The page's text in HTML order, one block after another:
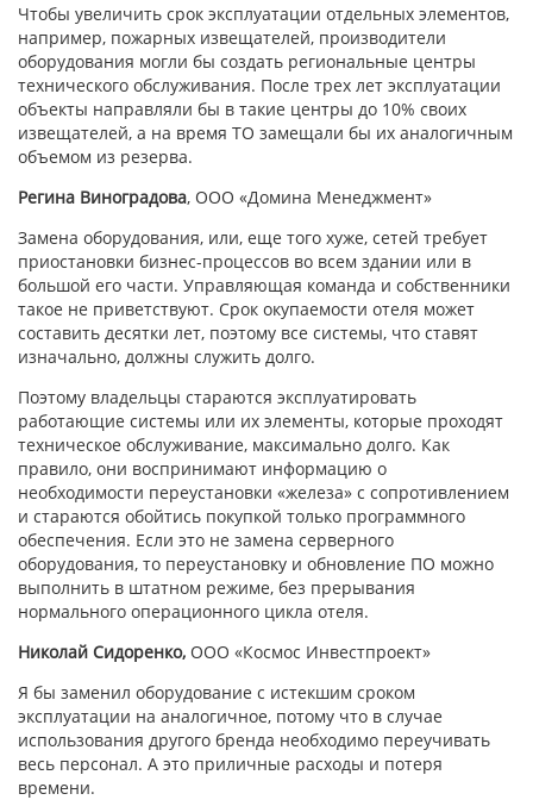
Чтобы увеличить срок эксплуатации отдельных элементов,
например, пожарных извещателей, производители
оборудования могли бы создать региональные центры
технического обслуживания. После трех лет эксплуатации
объекты направляли бы в такие центры до 10% своих
извещателей, а на время ТО замещали бы их аналогичным
объемом из резерва.
Регина Виноградова, ООО «Домина Менеджмент»
Замена оборудования, или, еще того хуже, сетей требует
приостановки бизнес-процессов во всем здании или в
большой его части. Управляющая команда и собственники
такое не приветствуют. Срок окупаемости отеля может
составить десятки лет, поэтому все системы, что ставят
изначально, должны служить долго.
Поэтому владельцы стараются эксплуатировать
работающие системы или их элементы, которые проходят
техническое обслуживание, максимально долго. Как
правило, они воспринимают информацию о
необходимости переустановки «железа» с сопротивлением
и стараются обойтись покупкой только программного
обеспечения. Если это не замена серверного
оборудования, то переустановку и обновление ПО можно
выполнить в штатном режиме, без прерывания
нормального операционного цикла отеля.
Николай Сидоренко, ООО «Космос Инвестпроект»
Я бы заменил оборудование с истекшим сроком
эксплуатации на аналогичное, потому что в случае
использования другого бренда необходимо переучивать
весь персонал. А это приличные расходы и потеря
времени.